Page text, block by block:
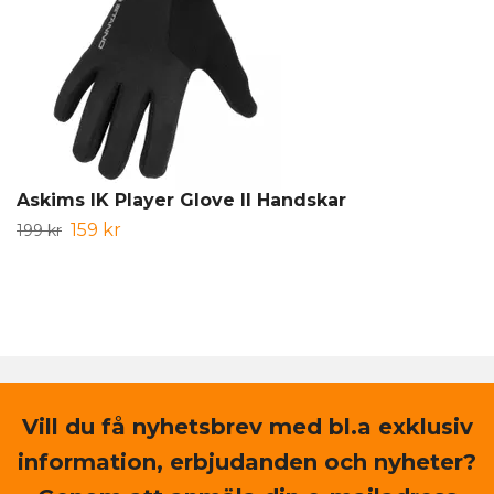
Askims IK Player Glove II Handskar
199 kr 159 kr
Vill du få nyhetsbrev med bl.a exklusiv
information, erbjudanden och nyheter?